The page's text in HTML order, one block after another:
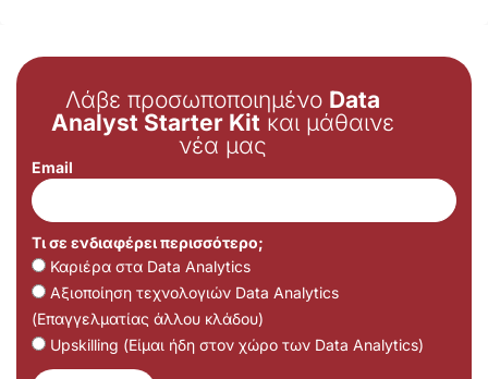
Λάβε προσωποποιημένο Data
Analyst Starter Kit και μάθαινε
νέα μας
Email
Τι σε ενδιαφέρει περισσότερο;
Καριέρα στα Data Analytics
Αξιοποίηση τεχνολογιών Data Analytics
(Επαγγελματίας άλλου κλάδου)
Upskilling (Είμαι ήδη στον χώρο των Data Analytics)